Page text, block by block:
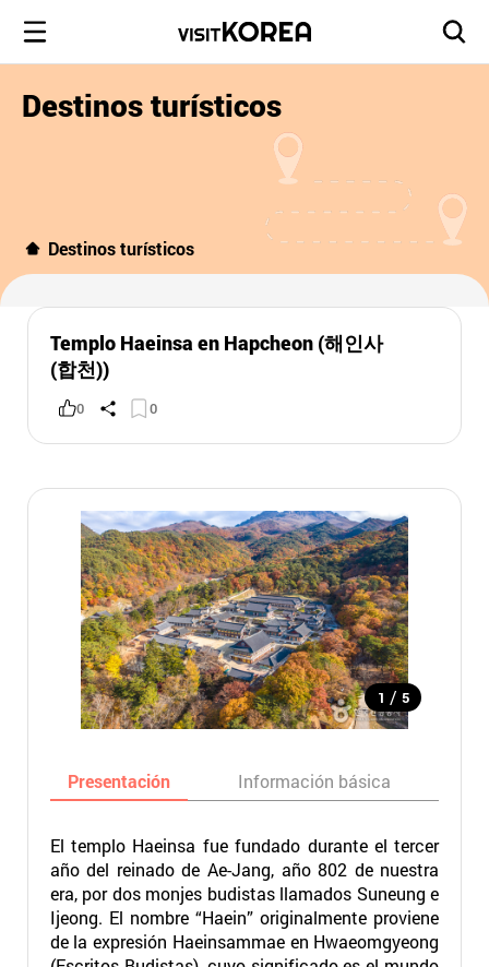
Destinos turísticos
Destinos turísticos
Templo Haeinsa en Hapcheon (해인사
(합천))
0 0
1 / 5
Presentación Información básica
El templo Haeinsa fue fundado durante el tercer
año del reinado de Ae-Jang, año 802 de nuestra
era, por dos monjes budistas llamados Suneung e
Ijeong. El nombre “Haein” originalmente proviene
de la expresión Haeinsammae en Hwaeomgyeong